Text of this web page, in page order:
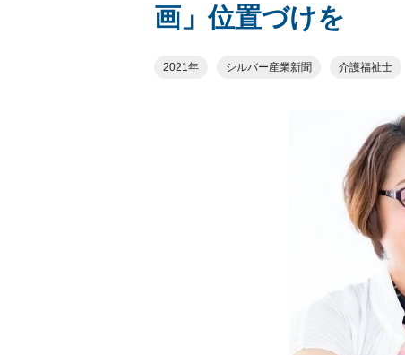
画」位置づけを
2021年 シルバー産業新聞 介護福祉士